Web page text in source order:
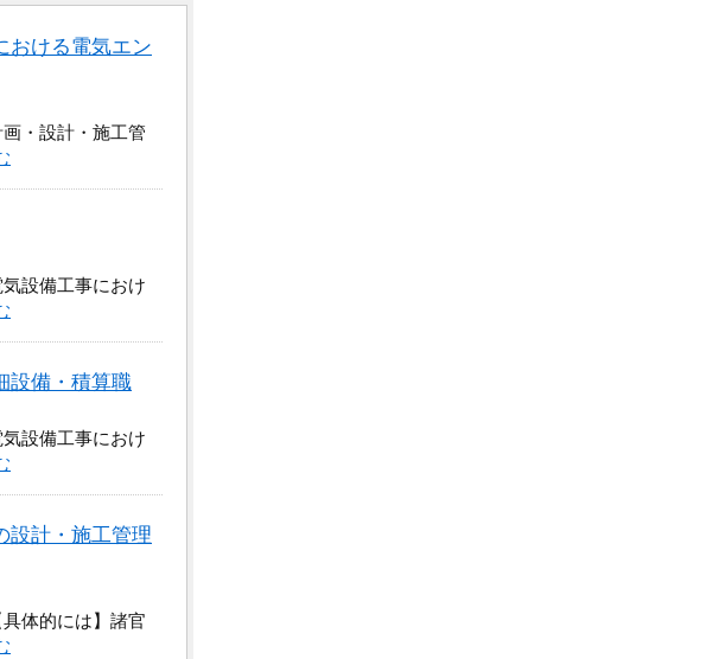
おける電気エン
・設計・施工管
設備工事におけ
設備・積算職
設備工事におけ
設計・施工管理
体的には】諸官